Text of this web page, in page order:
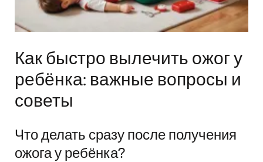
Как быстро вылечить ожог у
ребёнка: важные вопросы и
советы
Что делать сразу после получения
ожога у ребёнка?